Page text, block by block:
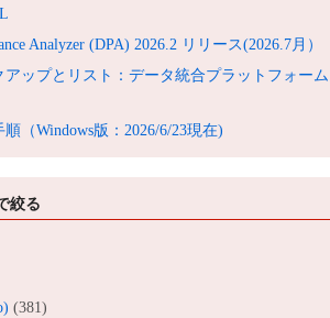
Analyzer (DPA) 2026.2 リリース(2026.7月）
アップとリスト：データ統合プラットフォーム
順（Windows版：2026/6/23現在)
絞る
(381)